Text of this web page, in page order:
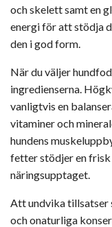
och skelett samt en
energi för att stödja
den i god form.
När du väljer
ingredienserna.
vanligtvis en
vitaminer och
hundens
fetter stödjer en frisk
näringsupptaget.
Att undvika tillsatser
och onaturliga